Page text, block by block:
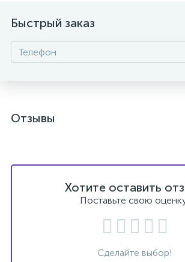
Быстрый заказ
Отзывы
Хотите оставить
Поставьте свою
Сделайте выбор!